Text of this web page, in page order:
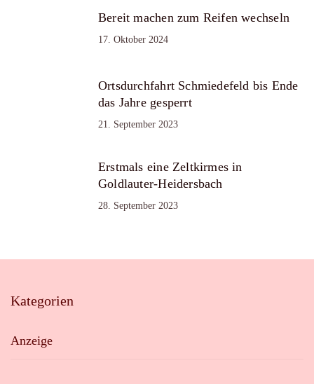
Bereit machen zum Reifen wechseln
17. Oktober 2024
Ortsdurchfahrt Schmiedefeld bis Ende
das Jahre gesperrt
21. September 2023
Erstmals eine Zeltkirmes in
Goldlauter-Heidersbach
28. September 2023
Kategorien
Anzeige